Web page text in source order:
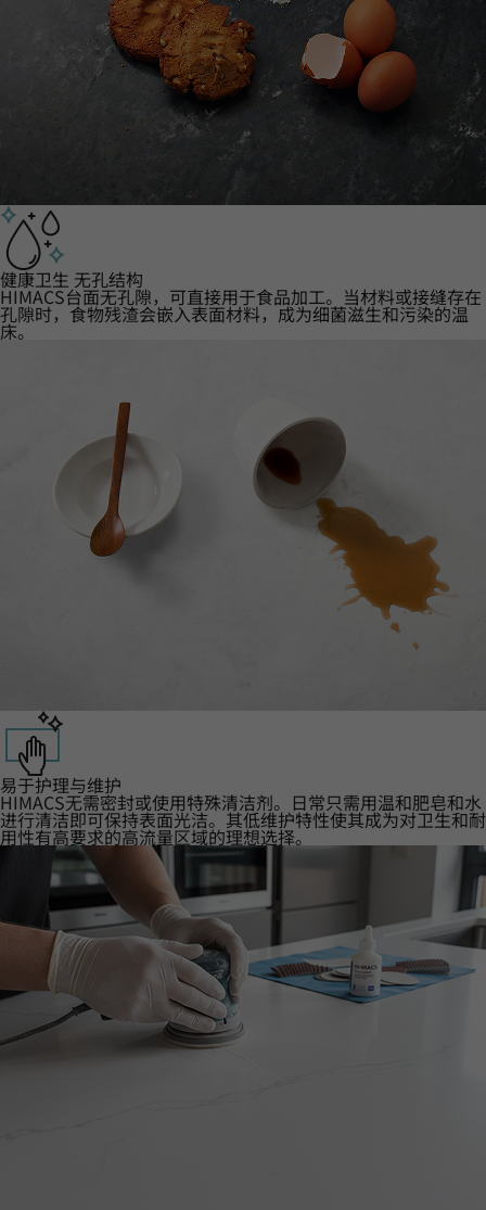
健康卫生 无孔结构
HIMACS台面无孔隙，可直接用于食品加工。当材料或接缝存在
孔隙时，食物残渣会嵌入表面材料，成为细菌滋生和污染的温
床。
易于护理与维护
HIMACS无需密封或使用特殊清洁剂。日常只需用温和肥皂和水
进行清洁即可保持表面光洁。其低维护特性使其成为对卫生和耐
用性有高要求的高流量区域的理想选择。